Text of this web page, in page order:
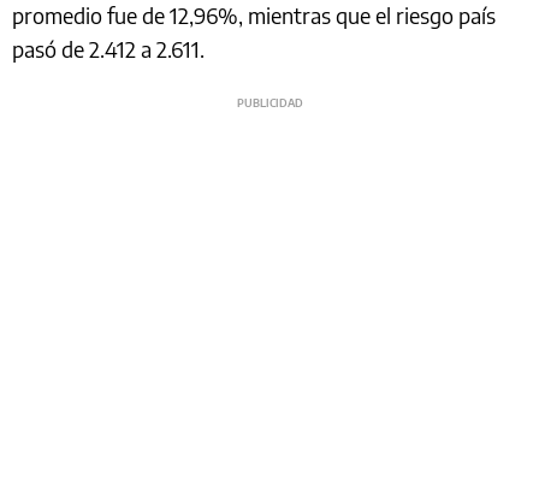
promedio fue de 12,96%, mientras que el riesgo país
pasó de 2.412 a 2.611.